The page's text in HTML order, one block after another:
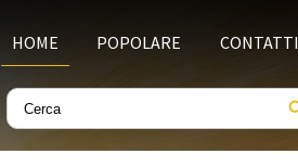
HOME POPOLARE CONTATTI